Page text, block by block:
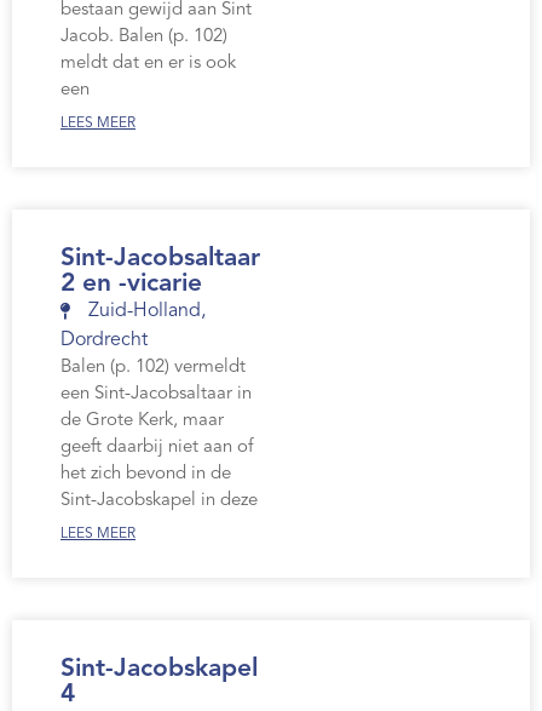
bestaan gewijd aan Sint
Jacob. Balen (p. 102)
meldt dat en er is ook
een
LEES MEER
Sint-Jacobsaltaar
2 en -vicarie
Zuid-Holland,
Dordrecht
Balen (p. 102) vermeldt
een Sint-Jacobsaltaar in
de Grote Kerk, maar
geeft daarbij niet aan of
het zich bevond in de
Sint-Jacobskapel in deze
LEES MEER
Sint-Jacobskapel
4